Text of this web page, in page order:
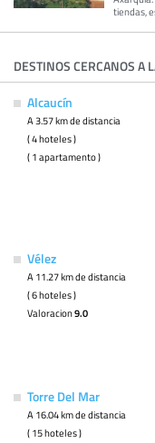
tiendas,
DESTINOS CERCANOS A
Alcaucín
A 3.57 km de distancia
( 4 hoteles )
( 1 apartamento )
Vélez
A 11.27 km de distancia
( 6 hoteles )
Valoracion9.0
Torre Del Mar
A 16.04 km de distancia
( 15 hoteles )